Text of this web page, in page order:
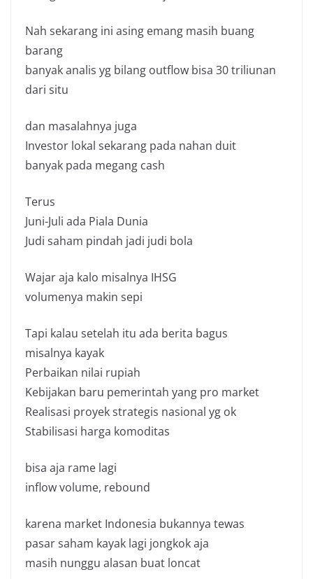
Nah sekarang ini asing emang masih buang
barang
banyak analis yg bilang outflow bisa 30 triliunan
dari situ
dan masalahnya juga
Investor lokal sekarang pada nahan duit
banyak pada megang cash
Terus
Juni-Juli ada Piala Dunia
Judi saham pindah jadi judi bola
Wajar aja kalo misalnya IHSG
volumenya makin sepi
Tapi kalau setelah itu ada berita bagus
misalnya kayak
Perbaikan nilai rupiah
Kebijakan baru pemerintah yang pro market
Realisasi proyek strategis nasional yg ok
Stabilisasi harga komoditas
bisa aja rame lagi
inflow volume, rebound
karena market Indonesia bukannya tewas
pasar saham kayak lagi jongkok aja
masih nunggu alasan buat loncat